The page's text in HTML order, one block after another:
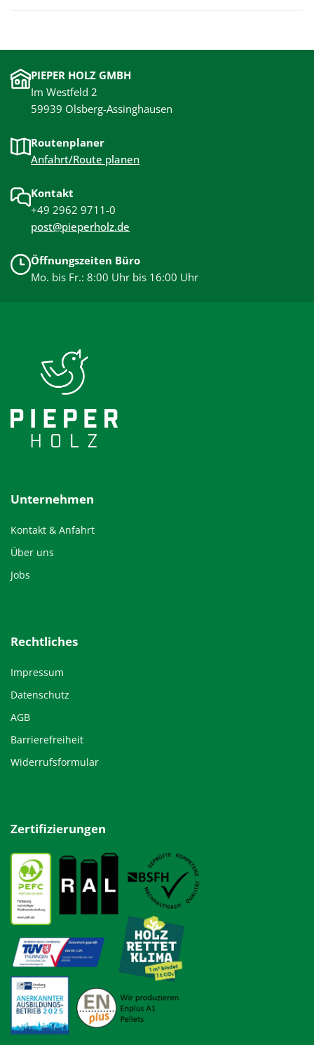
PIEPER HOLZ GMBH
Im Westfeld 2
59939 Olsberg-Assinghausen
Routenplaner
Anfahrt/Route planen
Kontakt
+49 2962 9711-0
post@pieperholz.de
Öffnungszeiten Büro
Mo. bis Fr.: 8:00 Uhr bis 16:00 Uhr
Unternehmen
Kontakt & Anfahrt
Über uns
Jobs
Rechtliches
Impressum
Datenschutz
AGB
Barrierefreiheit
Widerrufsformular
Zertifizierungen